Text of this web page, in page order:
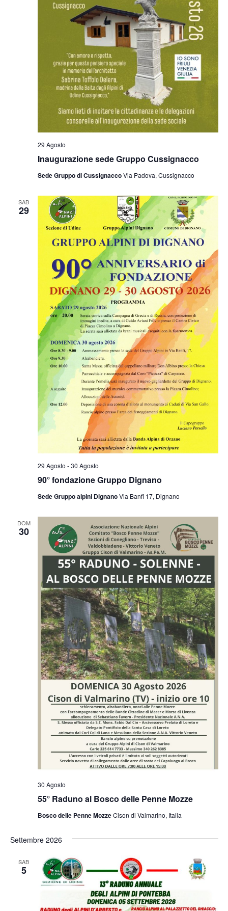
Inaugurazione sede Gruppo Cussignacco
29 Agosto
Sede Gruppo di CussignaccoVia Padova, Cussignacco
SAB
29
90° fondazione Gruppo Dignano
29 Agosto -30 Agosto
Sede Gruppo alpini DignanoVia Banfi 17, Dignano
DOM
30
55° Raduno al Bosco delle Penne Mozze
30 Agosto
Bosco delle Penne MozzeCison di Valmarino, Italia
Settembre 2026
SAB
5